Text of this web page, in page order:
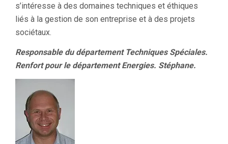
s’intéresse à des domaines techniques et éthiques
liés à la gestion de son entreprise et à des projets
sociétaux.
Responsable du département Techniques Spéciales.
Renfort pour le département Energies. Stéphane.